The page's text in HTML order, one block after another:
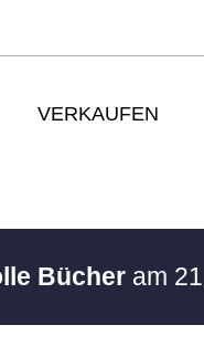
VERKAUFEN
Bücheram